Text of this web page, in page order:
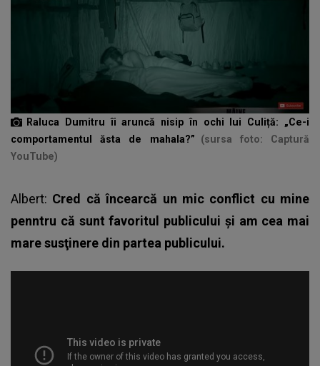
Raluca Dumitru îi aruncă nisip în ochi lui Culiță: „Ce-i
comportamentul ăsta de mahala?”
(sursa foto: Captură
YouTube)
Albert: Cred că încearcă un mic conflict cu mine
penntru că sunt favoritul publicului şi am cea mai
mare susţinere din partea publicului.